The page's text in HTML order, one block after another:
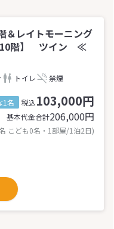
＆レイトモーニング
10階】 ツイン ≪
トイレ 禁煙
1名 税込103,000円
基本代金合計206,000円
こども0名・1部屋/1泊2日)